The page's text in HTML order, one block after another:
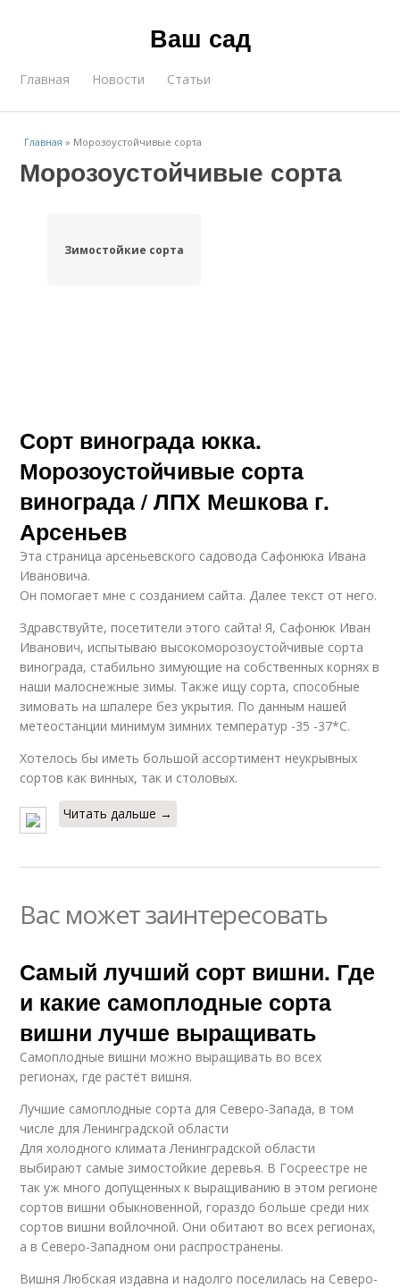
Ваш сад
Главная Новости Статьи
Главная » Морозоустойчивые сорта
Морозоустойчивые сорта
Зимостойкие сорта
Сорт винограда юкка.
Морозоустойчивые сорта
винограда / ЛПХ Мешкова г.
Арсеньев
Эта страница арсеньевского садовода Сафонюка Ивана
Ивановича.
Он помогает мне с созданием сайта. Далее текст от него.
Здравствуйте, посетители этого сайта! Я, Сафонюк Иван
Иванович, испытываю высокоморозоустойчивые сорта
винограда, стабильно зимующие на собственных корнях в
наши малоснежные зимы. Также ищу сорта, способные
зимовать на шпалере без укрытия. По данным нашей
метеостанции минимум зимних температур -35 -37*С.
Хотелось бы иметь большой ассортимент неукрывных
сортов как винных, так и столовых.
Читать дальше →
Вас может заинтересовать
Самый лучший сорт вишни. Где
и какие самоплодные сорта
вишни лучше выращивать
Самоплодные вишни можно выращивать во всех
регионах, где растёт вишня.
Лучшие самоплодные сорта для Северо-Запада, в том
числе для Ленинградской области
Для холодного климата Ленинградской области
выбирают самые зимостойкие деревья. В Госреестре не
так уж много допущенных к выращиванию в этом регионе
сортов вишни обыкновенной, гораздо больше среди них
сортов вишни войлочной. Они обитают во всех регионах,
а в Северо-Западном они распространены.
Вишня Любская издавна и надолго поселилась на Северо-